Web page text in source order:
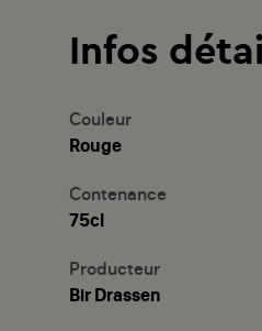
Infos
Couleur
Rouge
Contenance
75cl
Producteur
Bir Drassen